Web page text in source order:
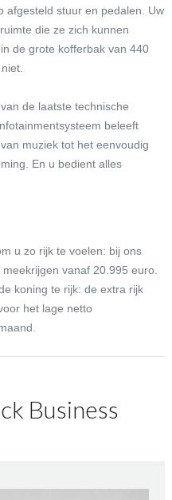
afgesteld stuur en pedalen. Uw
die ze zich kunnen
de grote kofferbak van 440
de laatste technische
beleeft
muziek tot het eenvoudig
En u bedient alles
u zo rijk te voelen: bij ons
vanaf 20.995 euro.
koning te rijk: de extra rijk
het lage netto
Business